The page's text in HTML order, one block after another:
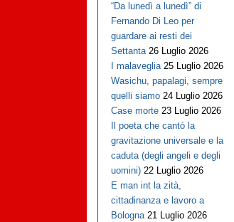
“Da lunedì a lunedì” di
Fernando Di Leo per
guardare ai resti dei
Settanta 26 Luglio 2026
I malaveglia 25 Luglio 2026
Wasichu, papalagi, sempre
quelli siamo 24 Luglio 2026
Case morte 23 Luglio 2026
Il poeta che cantò la
gravitazione universale e la
caduta (degli angeli e degli
uomini) 22 Luglio 2026
E man int la zità,
cittadinanza e lavoro a
Bologna 21 Luglio 2026